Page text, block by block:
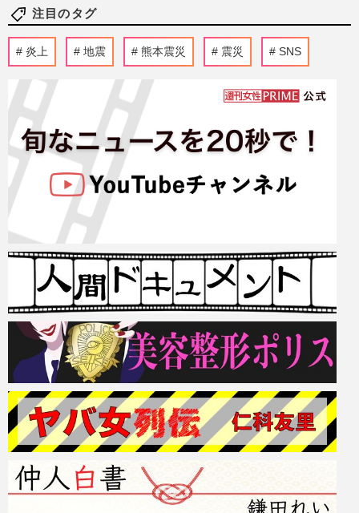
注目のタグ
炎上 地震 熊本震災 震災 SNS